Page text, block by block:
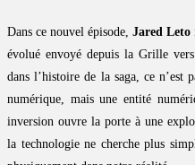
Dans ce nouvel épisode, Jared Leto
évolué envoyé depuis la Grille
dans l’histoire de la saga, ce n’est
numérique, mais une entité
inversion ouvre la porte à une
la technologie ne cherche plus